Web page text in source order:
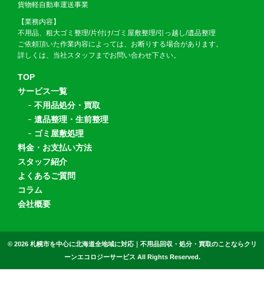
貨物軽自動車運送事業
【業務内容】
不用品、粗大ゴミ整理/片付け/ゴミ屋敷整理/引っ越し/遺品整理
ご依頼頂いた作業内容によっては、お断りする場合があります。
詳しくは、当社スタッフまでお問い合わせ下さい。
TOP
サービス一覧
不用品処分・買取
遺品整理・生前整理
ゴミ屋敷処理
料金・お支払い方法
スタッフ紹介
よくあるご質問
コラム
会社概要
© 2026 札幌市を中心に北海道全地域に対応｜不用品回収・処分・買取のことならクリ
ーンエコロジーサービス All Rights Reserved.